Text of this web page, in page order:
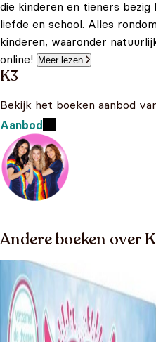
die kinderen en tieners bezig
liefde en school. Alles
kinderen, waaronder
online!
Meer lezen
K3
Bekijk het boeken aanbod
Aanbod
Andere boeken over